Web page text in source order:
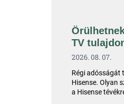
TV
2026. 08. 07.
Régi adósságát
Hisense. Olyan
a Hisense